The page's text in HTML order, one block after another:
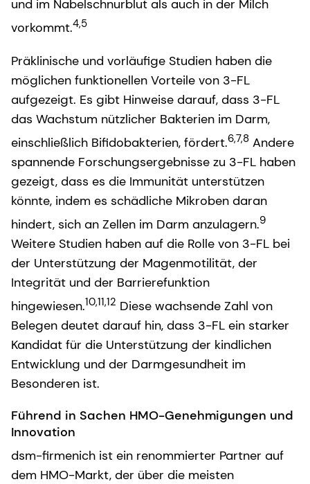
und im Nabelschnurblut als auch in der Milch
vorkommt.4,5
Präklinische und vorläufige Studien haben die
möglichen funktionellen Vorteile von 3-FL
aufgezeigt. Es gibt Hinweise darauf, dass 3-FL
das Wachstum nützlicher Bakterien im Darm,
einschließlich Bifidobakterien, fördert.6,7,8 Andere
spannende Forschungsergebnisse zu 3-FL haben
gezeigt, dass es die Immunität unterstützen
könnte, indem es schädliche Mikroben daran
hindert, sich an Zellen im Darm anzulagern.9
Weitere Studien haben auf die Rolle von 3-FL bei
der Unterstützung der Magenmotilität, der
Integrität und der Barrierefunktion
hingewiesen.10,11,12 Diese wachsende Zahl von
Belegen deutet darauf hin, dass 3-FL ein starker
Kandidat für die Unterstützung der kindlichen
Entwicklung und der Darmgesundheit im
Besonderen ist.
Führend in Sachen HMO-Genehmigungen und
Innovation
dsm-firmenich ist ein renommierter Partner auf
dem HMO-Markt, der über die meisten